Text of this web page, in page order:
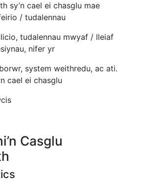
sy’n cael ei chasglu mae
/ tudalennau
tudalennau mwyaf / lleiaf
nifer yr
system weithredu, ac ati.
cael ei chasglu
Casglu